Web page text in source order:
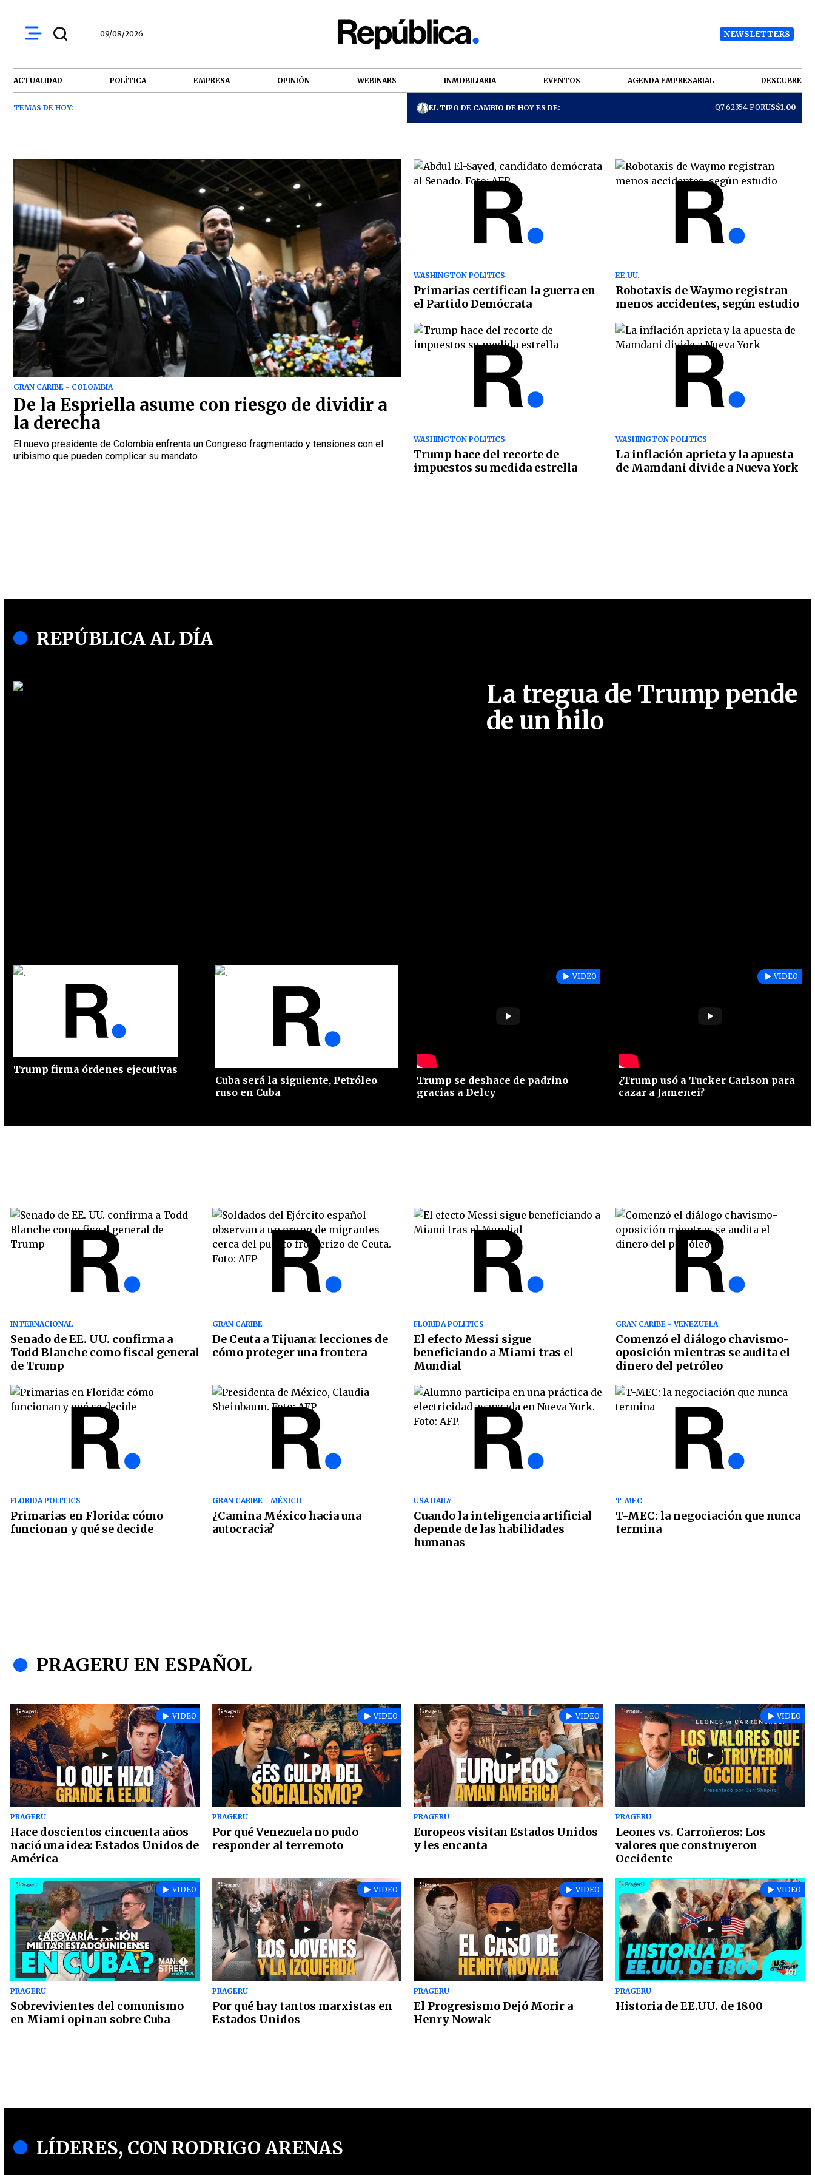
09/08/2026 NEWSLETTERS
ACTUALIDAD POLÍTICA EMPRESA OPINIÓN WEBINARS INMOBILIARIA EVENTOS AGENDA EMPRESARIAL DESCUBRE
TEMAS DE HOY: EL TIPO DE CAMBIO DE HOY ES DE: Q7.62354 PORUS$1.00
GRAN CARIBE - COLOMBIA
De la Espriella asume con riesgo de dividir a
la derecha
El nuevo presidente de Colombia enfrenta un Congreso fragmentado y tensiones con el
uribismo que pueden complicar su mandato
WASHINGTON POLITICS
Primarias certifican la guerra en
el Partido Demócrata
EE.UU.
Robotaxis de Waymo registran
menos accidentes, según estudio
WASHINGTON POLITICS
Trump hace del recorte de
impuestos su medida estrella
WASHINGTON POLITICS
La inflación aprieta y la apuesta
de Mamdani divide a Nueva York
REPÚBLICA AL DÍA
La tregua de Trump pende
de un hilo
Trump firma órdenes ejecutivas
Cuba será la siguiente, Petróleo
ruso en Cuba
VIDEO
Trump se deshace de padrino
gracias a Delcy
VIDEO
¿Trump usó a Tucker Carlson para
cazar a Jamenei?
INTERNACIONAL
Senado de EE. UU. confirma a
Todd Blanche como fiscal general
de Trump
GRAN CARIBE
De Ceuta a Tijuana: lecciones de
cómo proteger una frontera
FLORIDA POLITICS
El efecto Messi sigue
beneficiando a Miami tras el
Mundial
GRAN CARIBE - VENEZUELA
Comenzó el diálogo chavismo-
oposición mientras se audita el
dinero del petróleo
FLORIDA POLITICS
Primarias en Florida: cómo
funcionan y qué se decide
GRAN CARIBE - MÉXICO
¿Camina México hacia una
autocracia?
USA DAILY
Cuando la inteligencia artificial
depende de las habilidades
humanas
T-MEC
T-MEC: la negociación que nunca
termina
PRAGERU EN ESPAÑOL
VIDEO
PRAGERU
Hace doscientos cincuenta años
nació una idea: Estados Unidos de
América
VIDEO
PRAGERU
Por qué Venezuela no pudo
responder al terremoto
VIDEO
PRAGERU
Europeos visitan Estados Unidos
y les encanta
VIDEO
PRAGERU
Leones vs. Carroñeros: Los
valores que construyeron
Occidente
VIDEO
PRAGERU
Sobrevivientes del comunismo
en Miami opinan sobre Cuba
VIDEO
PRAGERU
Por qué hay tantos marxistas en
Estados Unidos
VIDEO
PRAGERU
El Progresismo Dejó Morir a
Henry Nowak
VIDEO
PRAGERU
Historia de EE.UU. de 1800
LÍDERES, CON RODRIGO ARENAS